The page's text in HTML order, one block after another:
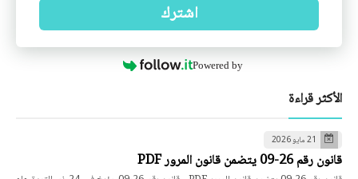
اشترك
Powered by
الأكثر قراءة
21 مايو 2026
قانون رقم 26-09 يتضمن قانون المرور PDF